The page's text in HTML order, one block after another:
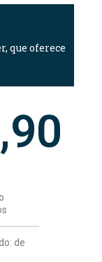
que oferece
de